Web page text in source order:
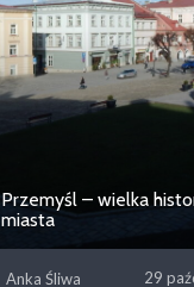
Przemyśl – wielka
miasta
Anka Śliwa 29